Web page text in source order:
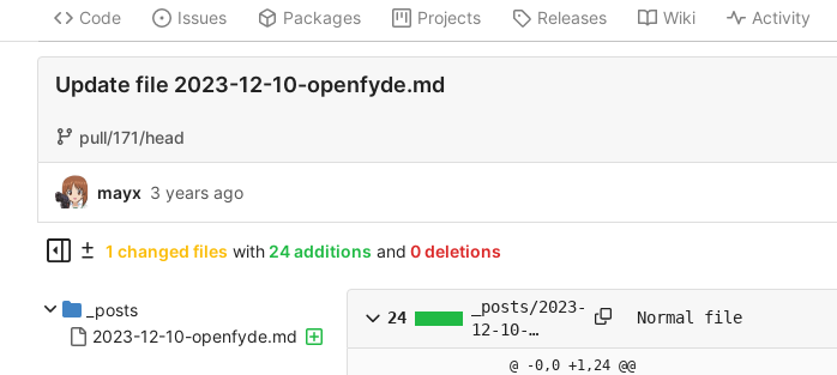
Code Issues Packages Projects Releases Wiki Activity
Update file 2023-12-10-openfyde.md
pull/171/head
mayx
1 changed files with 24 additions and 0 deletions
_posts
2023-12-10-openfyde.md
24
_posts/2023-
12-10-
openfyde.md
Normal file
@ -0,0 +1,24 @@